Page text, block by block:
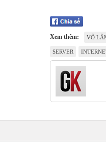
Xem thêm: VÕ
SERVER